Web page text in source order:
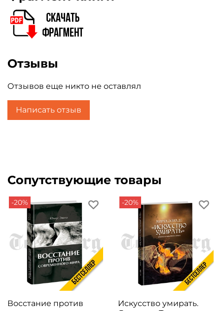
Отзывы
Отзывов еще никто не оставлял
Написать отзыв
Сопутствующие товары
-20%
Восстание против
-20%
Искусство умирать.